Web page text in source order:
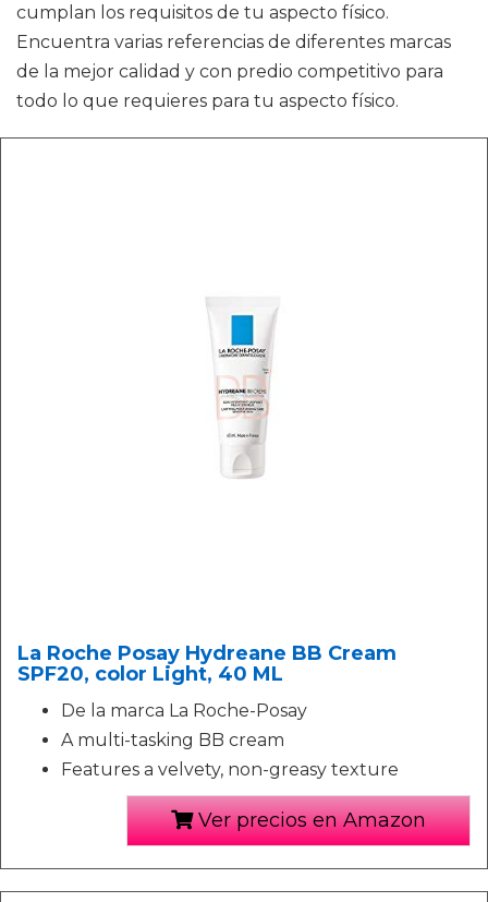
cumplan los requisitos de tu aspecto físico.
Encuentra varias referencias de diferentes marcas
de la mejor calidad y con predio competitivo para
todo lo que requieres para tu aspecto físico.
La Roche Posay Hydreane BB Cream
SPF20, color Light, 40 ML
De la marca La Roche-Posay
A multi-tasking BB cream
Features a velvety, non-greasy texture
Ver precios en Amazon